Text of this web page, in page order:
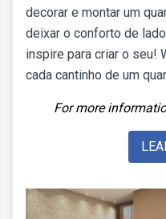
decorar e montar um
deixar o conforto de
inspire para criar o seu!
cada cantinho de um
For more